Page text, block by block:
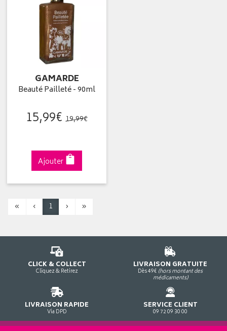
GAMARDE
Beauté Pailleté - 90ml
15,99€ 19,99€
Ajouter
« ‹ 1 › »
CLICK & COLLECT
Cliquez & Retirez
LIVRAISON GRATUITE
Dès 49€ (hors montant des
médicaments)
LIVRAISON RAPIDE
Via DPD
SERVICE CLIENT
09 72 09 30 00